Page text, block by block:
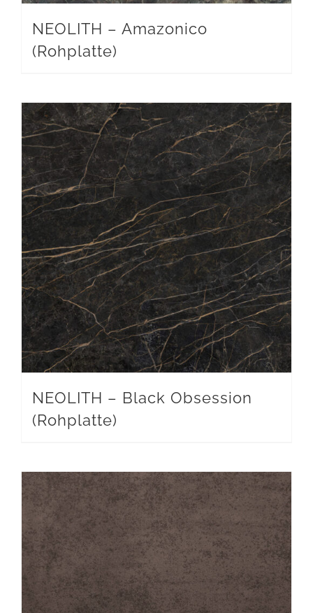
NEOLITH – Amazonico
(Rohplatte)
NEOLITH – Black Obsession
(Rohplatte)